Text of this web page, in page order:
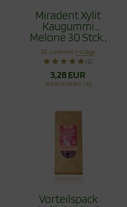
Miradent Xylit
Kaugummi
Melone 30 Stck.,
TIO2frei
Lieferzeit:1-4 Tage
(2)
3,28 EUR
109,50 EUR pro 1 kg
Vorteilspack